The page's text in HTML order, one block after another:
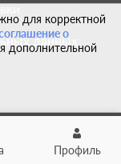
Профиль
для корректной
о
дополнительной
данных